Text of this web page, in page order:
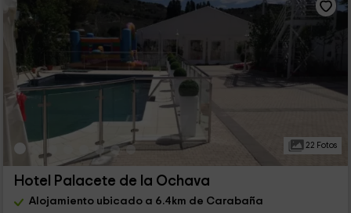
22 Fotos
Hotel Palacete de la Ochava
Alojamiento ubicado a 6.4km de Carabaña